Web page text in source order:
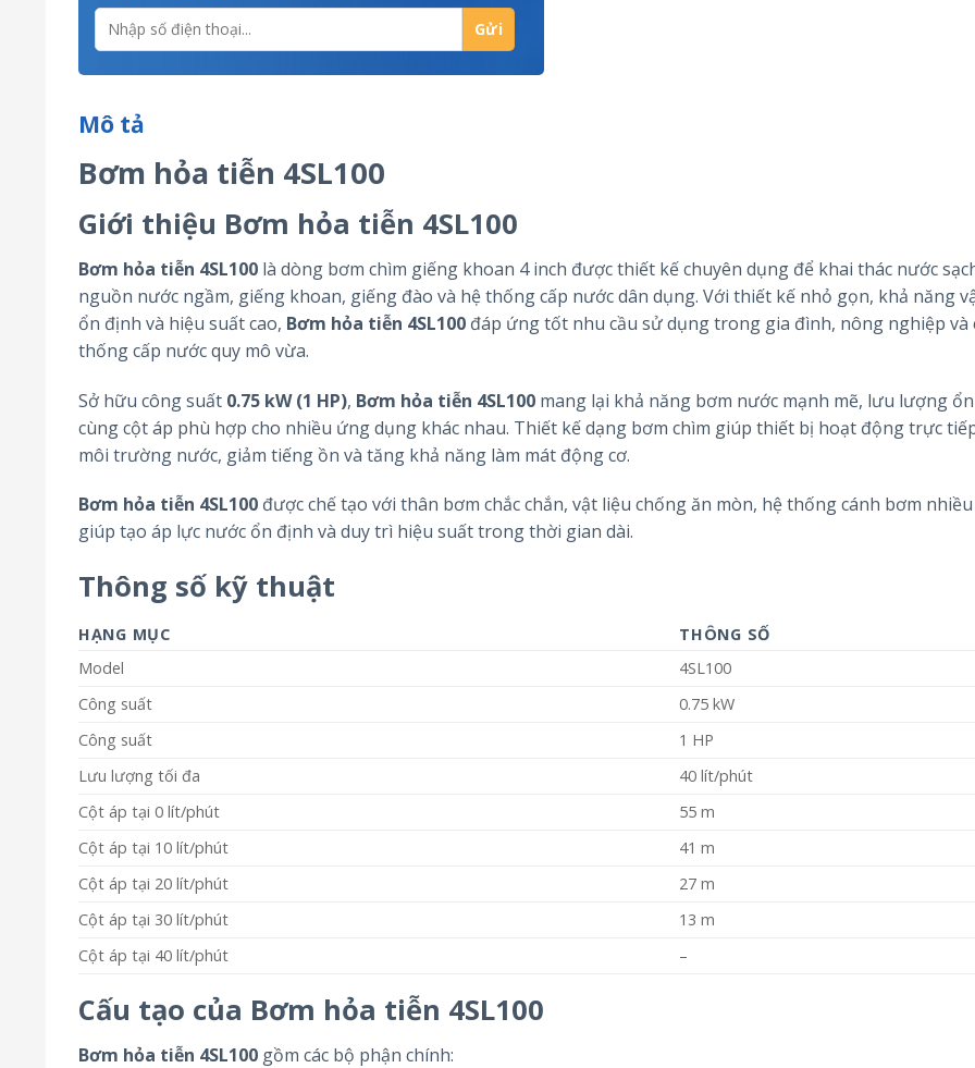
Mô tả
Bơm hỏa tiễn 4SL100
Giới thiệu Bơm hỏa tiễn 4SL100
Bơm hỏa tiễn 4SL100 là dòng bơm chìm giếng khoan 4 inch được thiết kế chuyên dụng để khai thác nước
nguồn nước ngầm, giếng khoan, giếng đào và hệ thống cấp nước dân dụng. Với thiết kế nhỏ gọn, khả năng
ổn định và hiệu suất cao, Bơm hỏa tiễn 4SL100 đáp ứng tốt nhu cầu sử dụng trong gia đình, nông nghiệp và
thống cấp nước quy mô vừa.
Sở hữu công suất 0.75 kW (1 HP), Bơm hỏa tiễn 4SL100 mang lại khả năng bơm nước mạnh mẽ, lưu lượng
cùng cột áp phù hợp cho nhiều ứng dụng khác nhau. Thiết kế dạng bơm chìm giúp thiết bị hoạt động trực
môi trường nước, giảm tiếng ồn và tăng khả năng làm mát động cơ.
Bơm hỏa tiễn 4SL100 được chế tạo với thân bơm chắc chắn, vật liệu chống ăn mòn, hệ thống cánh bơm
giúp tạo áp lực nước ổn định và duy trì hiệu suất trong thời gian dài.
Thông số kỹ thuật
HẠNG MỤC
THÔNG SỐ
Model
4SL100
Công suất
0.75 kW
Công suất
1 HP
Lưu lượng tối đa
40 lít/phút
Cột áp tại 0 lít/phút
55 m
Cột áp tại 10 lít/phút
41 m
Cột áp tại 20 lít/phút
27 m
Cột áp tại 30 lít/phút
13 m
Cột áp tại 40 lít/phút
–
Cấu tạo của Bơm hỏa tiễn 4SL100
Bơm hỏa tiễn 4SL100 gồm các bộ phận chính: